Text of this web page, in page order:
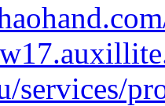
services/